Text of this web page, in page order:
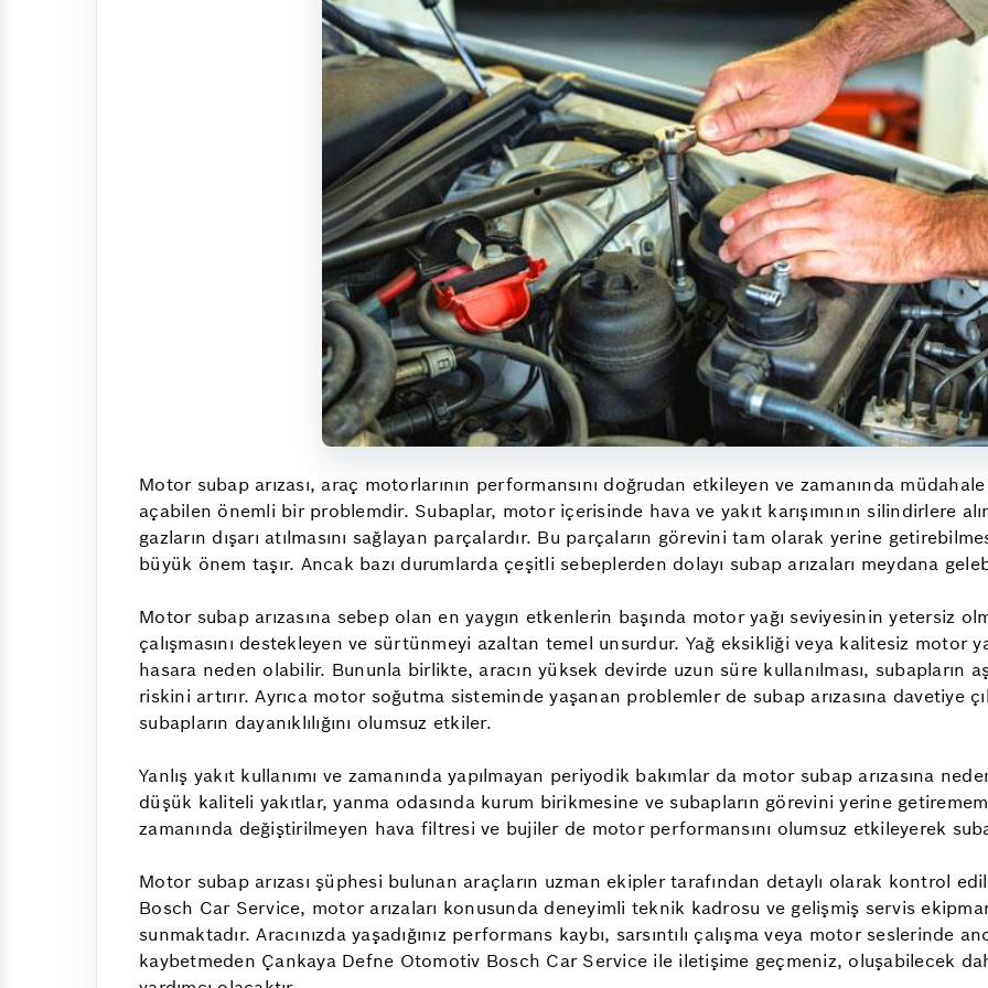
Motor subap arızası, araç motorlarının performansını doğrudan etkileyen ve zamanında
açabilen önemli bir problemdir. Subaplar, motor içerisinde hava ve yakıt karışımının silindirlere
gazların dışarı atılmasını sağlayan parçalardır. Bu parçaların görevini tam olarak yerine
büyük önem taşır. Ancak bazı durumlarda çeşitli sebeplerden dolayı subap arızaları meydana
Motor subap arızasına sebep olan en yaygın etkenlerin başında motor yağı seviyesinin yetersiz
çalışmasını destekleyen ve sürtünmeyi azaltan temel unsurdur. Yağ eksikliği veya kalitesiz motor
hasara neden olabilir. Bununla birlikte, aracın yüksek devirde uzun süre kullanılması, subapların
riskini artırır. Ayrıca motor soğutma sisteminde yaşanan problemler de subap arızasına davetiye
subapların dayanıklılığını olumsuz etkiler.
Yanlış yakıt kullanımı ve zamanında yapılmayan periyodik bakımlar da motor subap arızasına
düşük kaliteli yakıtlar, yanma odasında kurum birikmesine ve subapların görevini yerine
zamanında değiştirilmeyen hava filtresi ve bujiler de motor performansını olumsuz etkileyerek
Motor subap arızası şüphesi bulunan araçların uzman ekipler tarafından detaylı olarak kontrol
Bosch Car Service, motor arızaları konusunda deneyimli teknik kadrosu ve gelişmiş servis
sunmaktadır. Aracınızda yaşadığınız performans kaybı, sarsıntılı çalışma veya motor seslerinde
kaybetmeden Çankaya Defne Otomotiv Bosch Car Service ile iletişime geçmeniz, oluşabilecek